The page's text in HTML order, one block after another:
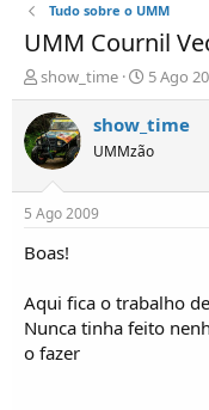
Tudo sobre o UMM
UMM Cournil
I
n
i
c
i
d
o
r
T
ó
p
show_time
D
a
t
a
d
o
5 Ago
show_time
UMMzão
5 Ago 2009
Boas!
Aqui fica o trabalho
Nunca tinha feito
o fazer